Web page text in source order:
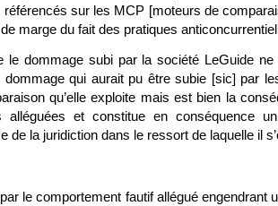
sur les MCP [moteurs de
marge du fait des pratiques
le dommage subi par la société LeGuide
qui aurait pu être subie [sic] par
qu’elle exploite mais est bien la
alléguées et constitue en conséquence
de la juridiction dans le ressort de laquelle il
le comportement fautif allégué engendrant